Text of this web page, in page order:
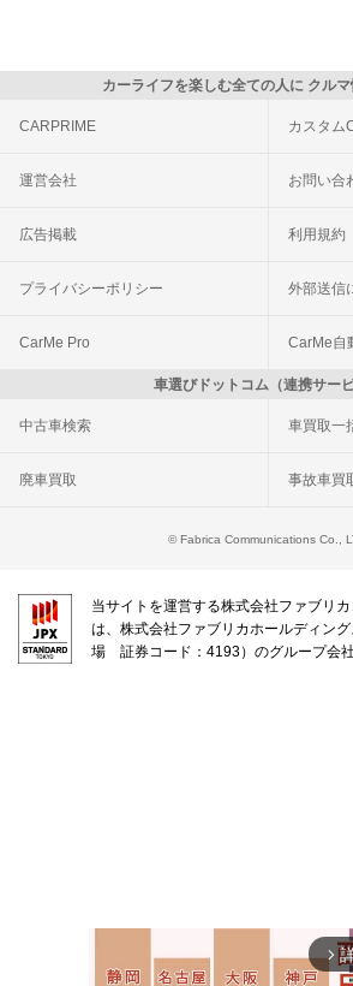
カーライフを楽しむ全ての人に クル
CARPRIME カスタム
運営会社 お問い合
広告掲載 利用規約
プライバシーポリシー 外部送信
CarMe Pro CarMe自
車選びドットコム（連携サービ
中古車検索 車買取一
廃車買取 事故車買
© Fabrica Communications Co.,
当サイトを運営する株式会社ファブリ
は、株式会社ファブリカホールディン
場 証券コード：4193）のグループ会社
arrow_forward_ios